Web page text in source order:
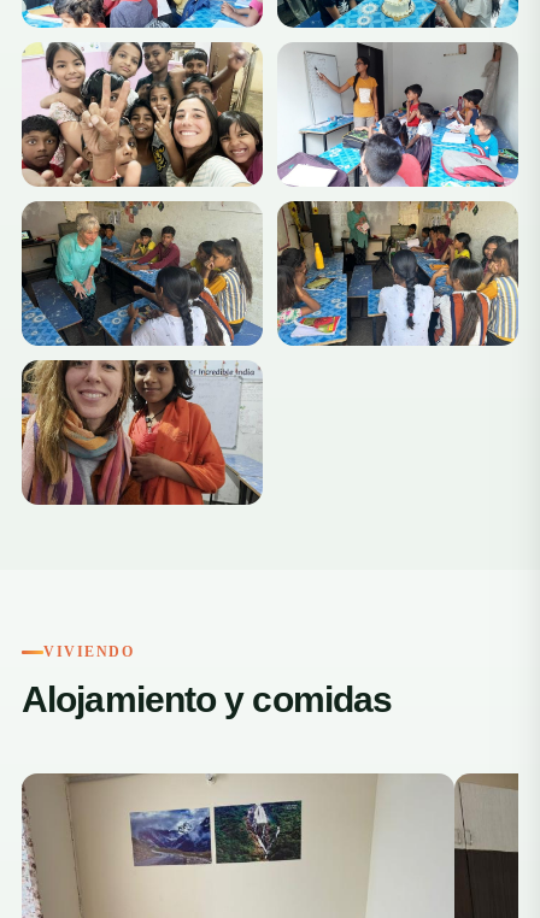
VIVIENDO
Alojamiento y comidas